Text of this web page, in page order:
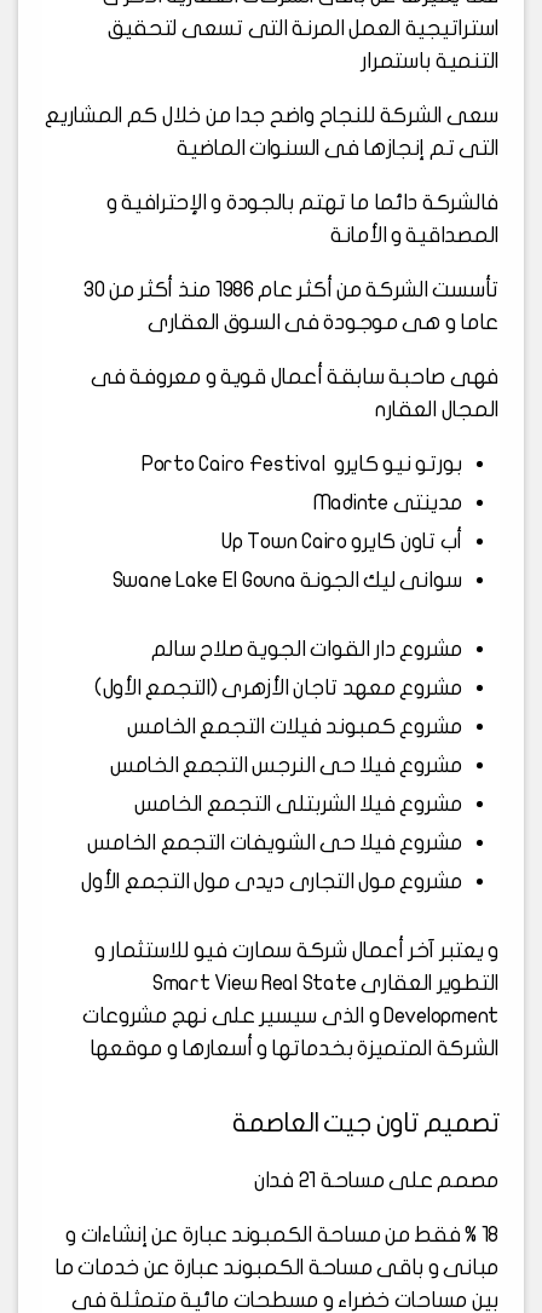
استراتيجية العمل المرنة التى تسعى لتحقيق
التنمية باستمرار
سعى الشركة للنجاح واضح جدا من خلال كم المشاريع
التى تم إنجازها فى السنوات الماضية
فالشركة دائما ما تهتم بالجودة و الإحترافية و
المصداقية و الأمانة
تأسست الشركة من أكثر عام 1986 منذ أكثر من 30
عاما و هى موجودة فى السوق العقارى
فهى صاحبة سابقة أعمال قوية و معروفة فى
المجال العقارn
بورتو نيو كايرو Porto Cairo Festival
مدينتى Madinte
أب تاون كايرو Up Town Cairo
سوانى ليك الجونة Swane Lake El Gouna
مشروع دار القوات الجوية صلاح سالم
مشروع معهد تاجان الأزهرى (التجمع الأول)
مشروع كمبوند فيلات التجمع الخامس
مشروع فيلا حى النرجس التجمع الخامس
مشروع فيلا الشربتلى التجمع الخامس
مشروع فيلا حى الشويفات التجمع الخامس
مشروع مول التجارى ديدى مول التجمع الأول
و يعتبر آخر أعمال شركة سمارت فيو للاستثمار و
التطوير العقارى Smart View Real State
Development و الذى سيسير على نهج مشروعات
الشركة المتميزة بخدماتها و أسعارها و موقعها
تصميم تاون جيت العاصمة
مصمم على مساحة 21 فدان
18 % فقط من مساحة الكمبوند عبارة عن إنشاءات و
مبانى و باقى مساحة الكمبوند عبارة عن خدمات ما
بين مساحات خضراء و مسطحات مائية متمثلة فى